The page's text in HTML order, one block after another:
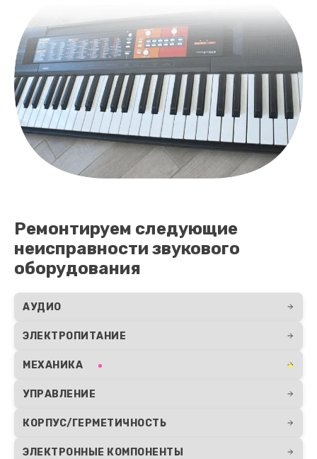
Ремонтируем следующие
неисправности звукового
оборудования
АУДИО
ЭЛЕКТРОПИТАНИЕ
МЕХАНИКА
УПРАВЛЕНИЕ
КОРПУС/ГЕРМЕТИЧНОСТЬ
ЭЛЕКТРОННЫЕ КОМПОНЕНТЫ